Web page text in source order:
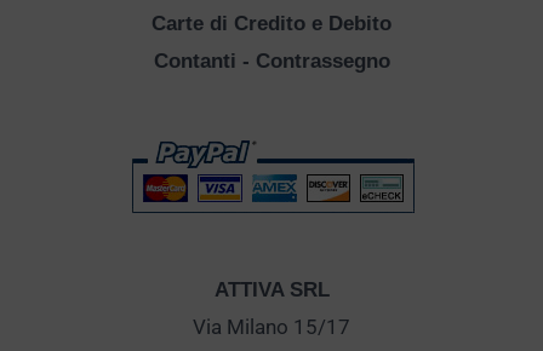
Carte di Credito e Debito
Contanti - Contrassegno
ATTIVA SRL
Via Milano 15/17